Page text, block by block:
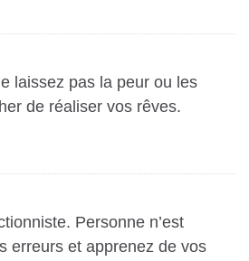
laissez pas la peur ou les
de réaliser vos rêves.
Personne n’est
erreurs et apprenez de vos